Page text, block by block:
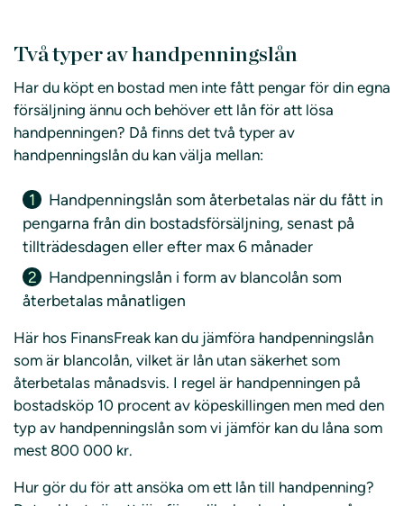
Två typer av handpenningslån
Har du köpt en bostad men inte fått pengar för din egna
försäljning ännu och behöver ett lån för att lösa
handpenningen? Då finns det två typer av
handpenningslån du kan välja mellan:
Handpenningslån som återbetalas när du fått in
pengarna från din bostadsförsäljning, senast på
tillträdesdagen eller efter max 6 månader
Handpenningslån i form av blancolån som
återbetalas månatligen
Här hos FinansFreak kan du jämföra handpenningslån
som är blancolån, vilket är lån utan säkerhet som
återbetalas månadsvis. I regel är handpenningen på
bostadsköp 10 procent av köpeskillingen men med den
typ av handpenningslån som vi jämför kan du låna som
mest 800 000 kr.
Hur gör du för att ansöka om ett lån till handpenning?